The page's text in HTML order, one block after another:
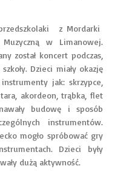
z Mordarki
Muzyczną w Limanowej.
został koncert podczas,
Dzieci miały okazję
jak: skrzypce,
akordeon, trąbka, flet
budowę i sposób
instrumentów.
mogło spróbować gry
Dzieci były
dużą aktywność.